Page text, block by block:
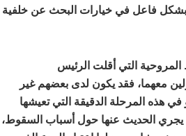
بشكل فاعل في خيارات البحث عن خلفية
التي أقلت الرئيس
معهما، فقد يكون لدى بعضهم غير
في هذه المرحلة الدقيقة التي تعيشها
يجري الحديث عنها حول أسباب السقوط،